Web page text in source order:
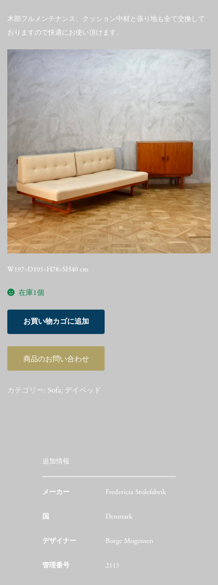
木部フルメンテナンス、クッション中材と張り地も全て交換して
おりますので快適にお使い頂けます。
W197×D105×H78×SH40 cm
在庫1個
Mogensen
Daybed
お買い物カゴに追加
商品のお問い合わせ
カテゴリー: Sofa, デイベッド
追加情報
メーカー Fredericia Stolefabrik
国 Denmark
デザイナー Borge Mogensen
管理番号 2113